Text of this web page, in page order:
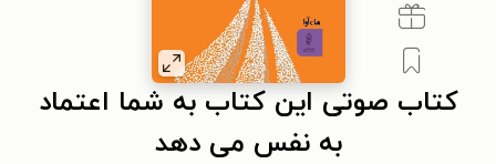
کتاب صوتی این کتاب به شما اعتماد
به نفس می دهد